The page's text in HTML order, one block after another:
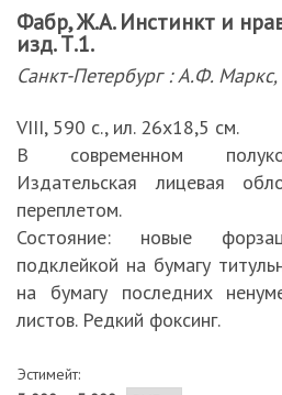
Фабр, Ж.А. Инстинкт и
изд. Т.1.
Санкт-Петербург : А.Ф.
VIII, 590 с., ил. 26х18,5 см.
В современном
Издательская лицевая
переплетом.
Состояние: новые
подклейкой на бумагу
на бумагу последних
листов. Редкий фоксинг.
Эстимейт: